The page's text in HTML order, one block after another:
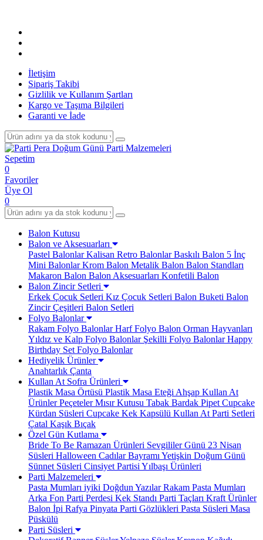
İletişim
Sipariş Takibi
Gizlilik ve Kullanım Şartları
Kargo ve Taşıma Bilgileri
Garanti ve İade
Sepetim
0
Favoriler
Üye Ol
0
Balon Kutusu
Balon ve Aksesuarları
Pastel BalonlarKalisan Retro BalonlarBaskılı Balon 5 İnç
Mini BalonlarKrom Balon Metalik Balon Balon Standları
Makaron Balon Balon Aksesuarları Konfetili Balon
Balon Zincir Setleri
Erkek Çocuk Setleri Kız Çocuk Setleri Balon Buketi Balon
Zincir Çeşitleri Balon Setleri
Folyo Balonlar
Rakam Folyo BalonlarHarf Folyo Balon Orman Hayvanları
Yıldız ve Kalp Folyo BalonlarŞekilli Folyo BalonlarHappy
Birthday Set Folyo Balonlar
Hediyelik Ürünler
Anahtarlık Çanta
Kullan At Sofra Ürünleri
Plastik Masa Örtüsü Plastik Masa Eteği Ahşap Kullan At
ÜrünlerPeçetelerMısır Kutusu Tabak Bardak Pipet Cupcake
Kürdan Süsleri Cupcake Kek Kapsülü Kullan At Parti Setleri
Çatal Kaşık Bıçak
Özel Gün Kutlama
Bride To Be Ramazan Ürünleri Sevgililer Günü 23 Nisan
Süsleri Halloween Cadılar Bayramı Yetişkin Doğum Günü
Sünnet Süsleri Cinsiyet Partisi Yılbaşı Ürünleri
Parti Malzemeleri
Pasta Mumları iyiki Doğdun YazılarRakam Pasta Mumları
Arka Fon Parti Perdesi Kek Standı Parti Taçları Kraft Ürünler
Balon İpi Rafya Pinyata Parti Gözlükleri Pasta Süsleri Masa
Püskülü
Parti Süsleri